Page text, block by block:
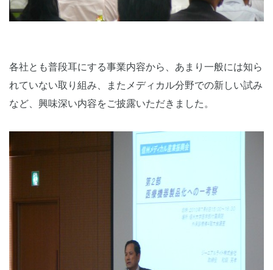
各社とも普段耳にする事業内容から、あまり一般には知ら
れていない取り組み、またメディカル分野での新しい試み
など、興味深い内容をご披露いただきました。